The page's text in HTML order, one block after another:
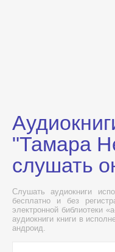
"Тамара
слушать
Слушать аудиокниги
бесплатно и без
электронной библиотеки
аудиокниги книги в
андроид.